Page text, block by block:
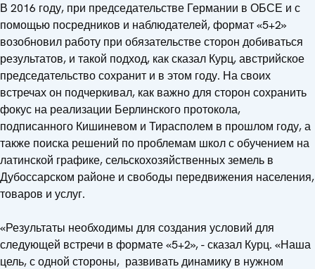
В 2016 году, при председательстве Германии в ОБСЕ и с
помощью посредников и наблюдателей, формат «5+2»
возобновил работу при обязательстве сторон добиваться
результатов, и такой подход, как сказал Курц, австрийское
председательство сохранит и в этом году. На своих
встречах он подчеркивал, как важно для сторон сохранить
фокус на реализации Берлинского протокола,
подписанного Кишиневом и Тирасполем в прошлом году, а
также поиска решений по проблемам школ с обучением на
латинской графике, сельскохозяйственных земель в
Дубоссарском районе и свободы передвижения населения,
товаров и услуг.
«Результаты необходимы для создания условий для
следующей встречи в формате «5+2», - сказал Курц. «Наша
цель, с одной стороны, развивать динамику в нужном